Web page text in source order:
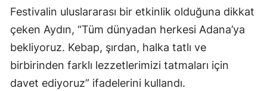
Festivalin uluslararası bir etkinlik olduğuna dikkat
çeken Aydın, “Tüm dünyadan herkesi Adana’ya
bekliyoruz. Kebap, şırdan, halka tatlı ve
birbirinden farklı lezzetlerimizi tatmaları için
davet ediyoruz” ifadelerini kullandı.